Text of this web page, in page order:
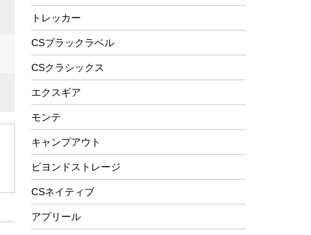
フードボトル
コーヒー&ミル
トレー
ランチョンマット
ランチボックス
ピクニックセット
ツール、他
アクセサリー
自転車ウェア
フローティングベスト
ヘルメット
エアーポンプ
ウィンター
防寒ウェア
ツール&アクセサリー
トレッキング
トレッキングステッキ
トレッカー
CSブラックラベル
CSクラシックス
エクスギア
モンテ
キャンプアウト
ビヨンドストレージ
CSネイティブ
アプリール